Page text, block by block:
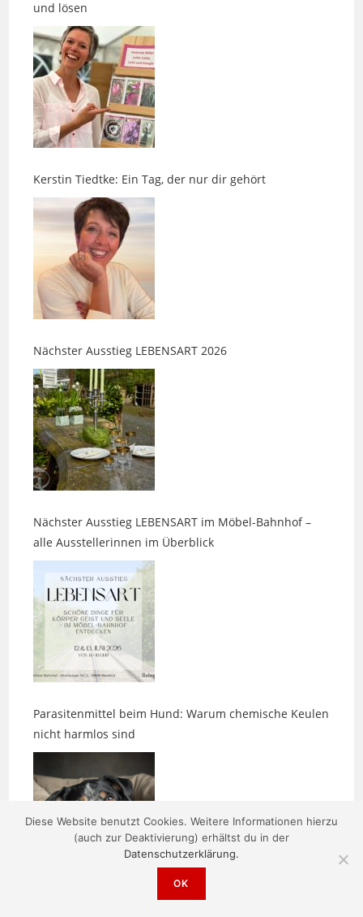
Kerstin Tiedtke: Ein Tag, der nur dir gehört
Nächster Ausstieg LEBENSART 2026
Nächster Ausstieg LEBENSART im Möbel-Bahnhof –
Parasitenmittel beim Hund: Warum chemische Keulen
Zwischen den Bildern entsteht etwas
Diese Website benutzt Cookies. Weitere Informationen hierzu
(auch zur Deaktivierung) erhältst du in der
Datenschutzerklärung.
OK